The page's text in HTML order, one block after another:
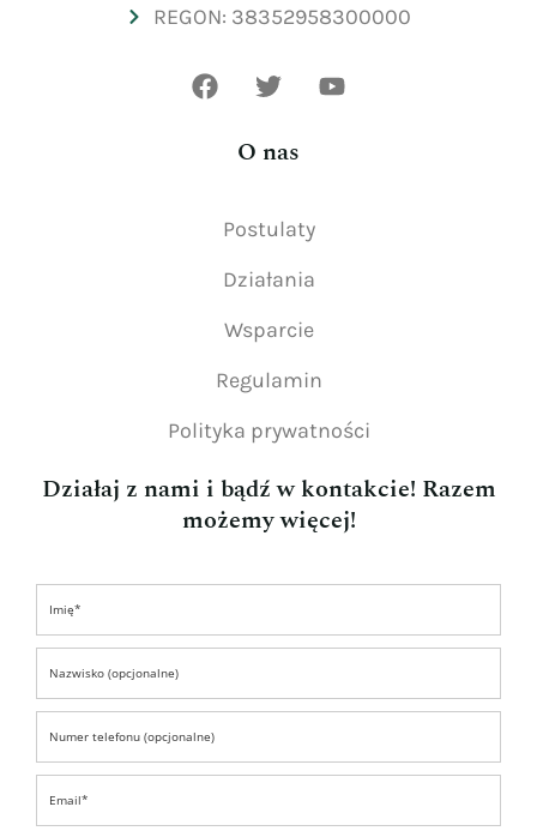
REGON: 38352958300000
O nas
Postulaty
Działania
Wsparcie
Regulamin
Polityka prywatności
Działaj z nami i bądź w kontakcie! Razem
możemy więcej!